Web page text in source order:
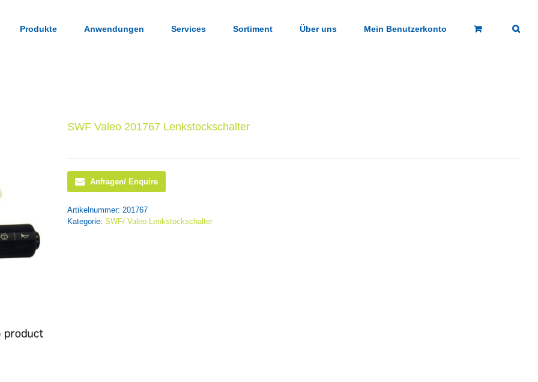
Produkte Anwendungen Services Sortiment Über uns Mein Benutzerkonto
SWF Valeo 201767 Lenkstockschalter
Anfragen/ Enquire
Artikelnummer: 201767
Kategorie: SWF/ Valeo Lenkstockschalter